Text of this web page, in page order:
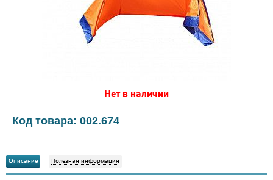
Нет в наличии
Код товара: 002.674
Описание Полезная информация